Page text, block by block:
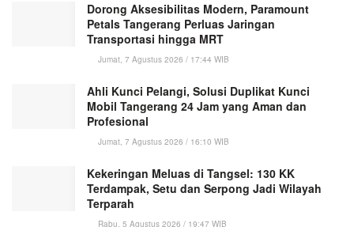
Dorong Aksesibilitas Modern, Paramount
Petals Tangerang Perluas Jaringan
Transportasi hingga MRT
Jumat, 7 Agustus 2026 / 17:44 WIB
Ahli Kunci Pelangi, Solusi Duplikat Kunci
Mobil Tangerang 24 Jam yang Aman dan
Profesional
Jumat, 7 Agustus 2026 / 16:10 WIB
Kekeringan Meluas di Tangsel: 130 KK
Terdampak, Setu dan Serpong Jadi Wilayah
Terparah
Rabu, 5 Agustus 2026 / 19:47 WIB